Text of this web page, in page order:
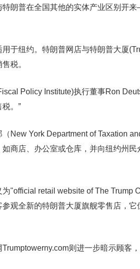
特朗普在全国其他的实体产业区别开
于纽约。特朗普网店与特朗普大厦
税。
Policy Institute)执行董事Ron
。”
New York Department of Taxation
商店、办公室或仓库，并向纽约州
"official retail website of The Trump
观全新的特朗普大厦旗舰零售店，它
则进一步暗示顾客